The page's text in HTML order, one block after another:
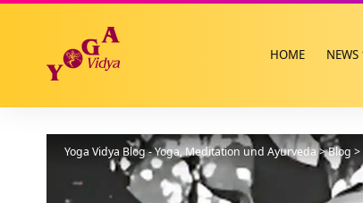
HOME NEWS
Yoga Vidya Blog - Yoga, Meditation und Ayurveda>Blog >